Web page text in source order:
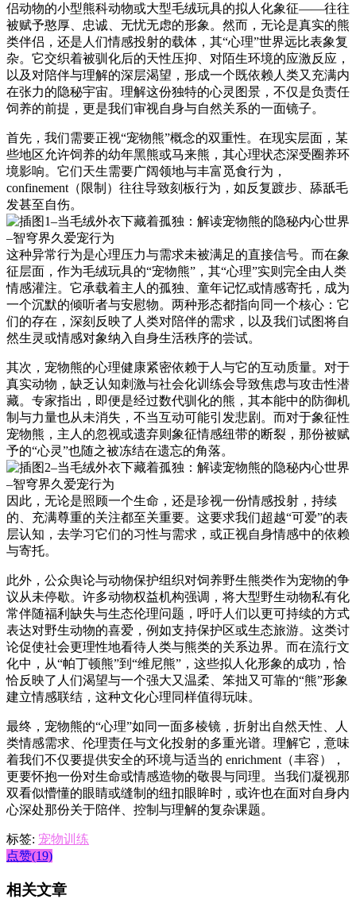
侣动物的小型熊科动物或大型毛绒玩具的拟人化象征——往往
被赋予憨厚、忠诚、无忧无虑的形象。然而，无论是真实的熊
类伴侣，还是人们情感投射的载体，其“心理”世界远比表象复
杂。它交织着被驯化后的天性压抑、对陌生环境的应激反应，
以及对陪伴与理解的深层渴望，形成一个既依赖人类又充满内
在张力的隐秘宇宙。理解这份独特的心灵图景，不仅是负责任
饲养的前提，更是我们审视自身与自然关系的一面镜子。
首先，我们需要正视“宠物熊”概念的双重性。在现实层面，某
些地区允许饲养的幼年黑熊或马来熊，其心理状态深受圈养环
境影响。它们天生需要广阔领地与丰富觅食行为，
confinement（限制）往往导致刻板行为，如反复踱步、舔舐毛
发甚至自伤。
这种异常行为是心理压力与需求未被满足的直接信号。而在象
征层面，作为毛绒玩具的“宠物熊”，其“心理”实则完全由人类
情感灌注。它承载着主人的孤独、童年记忆或情感寄托，成为
一个沉默的倾听者与安慰物。两种形态都指向同一个核心：它
们的存在，深刻反映了人类对陪伴的需求，以及我们试图将自
然生灵或情感对象纳入自身生活秩序的尝试。
其次，宠物熊的心理健康紧密依赖于人与它的互动质量。对于
真实动物，缺乏认知刺激与社会化训练会导致焦虑与攻击性潜
藏。专家指出，即便是经过数代驯化的熊，其本能中的防御机
制与力量也从未消失，不当互动可能引发悲剧。而对于象征性
宠物熊，主人的忽视或遗弃则象征情感纽带的断裂，那份被赋
予的“心灵”也随之被冻结在遗忘的角落。
因此，无论是照顾一个生命，还是珍视一份情感投射，持续
的、充满尊重的关注都至关重要。这要求我们超越“可爱”的表
层认知，去学习它们的习性与需求，或正视自身情感中的依赖
与寄托。
此外，公众舆论与动物保护组织对饲养野生熊类作为宠物的争
议从未停歇。许多动物权益机构强调，将大型野生动物私有化
常伴随福利缺失与生态伦理问题，呼吁人们以更可持续的方式
表达对野生动物的喜爱，例如支持保护区或生态旅游。这类讨
论促使社会更理性地看待人类与熊类的关系边界。而在流行文
化中，从“帕丁顿熊”到“维尼熊”，这些拟人化形象的成功，恰
恰反映了人们渴望与一个强大又温柔、笨拙又可靠的“熊”形象
建立情感联结，这种文化心理同样值得玩味。
最终，宠物熊的“心理”如同一面多棱镜，折射出自然天性、人
类情感需求、伦理责任与文化投射的多重光谱。理解它，意味
着我们不仅要提供安全的环境与适当的 enrichment（丰容），
更要怀抱一份对生命或情感造物的敬畏与同理。当我们凝视那
双看似懵懂的眼睛或缝制的纽扣眼眸时，或许也在面对自身内
心深处那份关于陪伴、控制与理解的复杂课题。
标签: 宠物训练
点赞(19)
相关文章